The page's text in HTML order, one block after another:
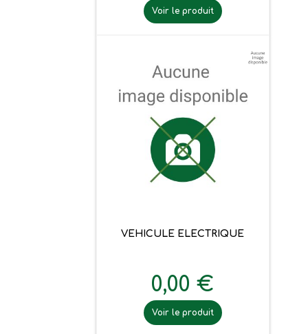
Voir le produit
VEHICULE ELECTRIQUE
0,00 €
Voir le produit